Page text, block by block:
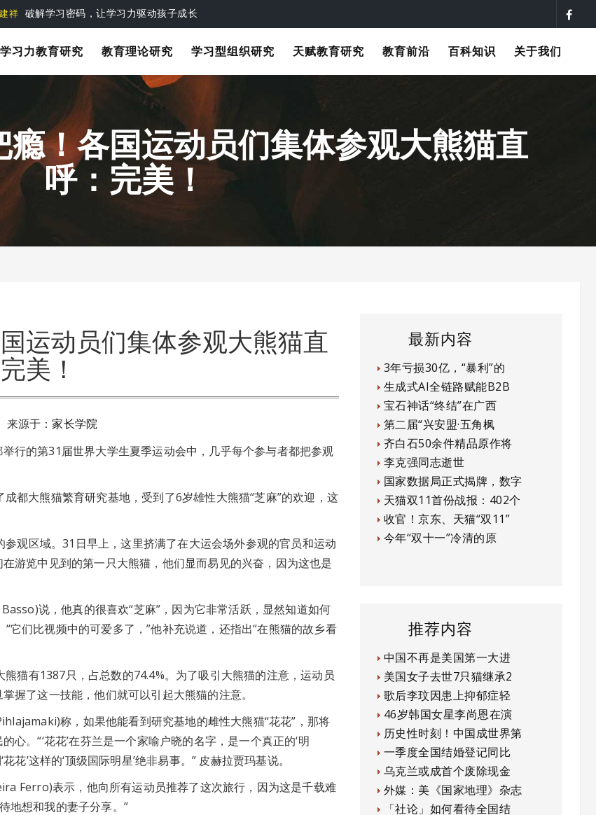
祥 破解学习密码，让学习力驱动孩子成长
学习力教育研究 教育理论研究 学习型组织研究 天赋教育研究 教育前沿 百科知识 关于我们
瘾！各国运动员们集体参观大熊猫直
呼：完美！
运动员们集体参观大熊猫直
美！
源于：家长学院
的第31届世界大学生夏季运动会中，几乎每个参与者都把参观
大熊猫繁育研究基地，受到了6岁雄性大熊猫“芝麻”的欢迎，这
区域。31日早上，这里挤满了在大运会场外参观的官员和运动
游览中见到的第一只大熊猫，他们显而易见的兴奋，因为这也是
说，他真的很喜欢“芝麻”，因为它非常活跃，显然知道如何
们比视频中的可爱多了，”他补充说道，还指出“在熊猫的故乡看
有1387只，占总数的74.4%。为了吸引大熊猫的注意，运动员
握了这一技能，他们就可以引起大熊猫的注意。
称，如果他能看到研究基地的雌性大熊猫“花花”，那将
。“‘花花’在芬兰是一个家喻户晓的名字，是一个真正的‘明
花’这样的‘顶级国际明星’绝非易事。” 皮赫拉贾玛基说。
Ferro)表示，他向所有运动员推荐了这次旅行，因为这是千载难
地想和我的妻子分享。”
最新内容
3年亏损30亿，“暴利”的
生成式AI全链路赋能B2B
宝石神话“终结”在广西
第二届“兴安盟·五角枫
齐白石50余件精品原作将
李克强同志逝世
国家数据局正式揭牌，数字
天猫双11首份战报：402个
收官！京东、天猫“双11”
今年“双十一”冷清的原
推荐内容
中国不再是美国第一大进
美国女子去世7只猫继承2
歌后李玟因患上抑郁症轻
46岁韩国女星李尚恩在演
历史性时刻！中国成世界第
一季度全国结婚登记同比
乌克兰或成首个废除现金
外媒：美《国家地理》杂志
「社论」如何看待全国结